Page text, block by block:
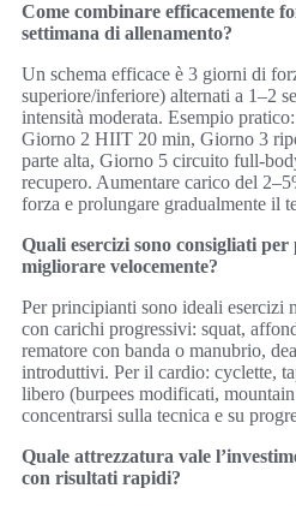
Come combinare efficacemente
settimana di allenamento?
Un schema efficace è 3 giorni di
superiore/inferiore) alternati a 1–2
intensità moderata. Esempio
Giorno 2 HIIT 20 min, Giorno 3
parte alta, Giorno 5 circuito full-
recupero. Aumentare carico del
forza e prolungare gradualmente il
Quali esercizi sono consigliati
migliorare velocemente?
Per principianti sono ideali esercizi
con carichi progressivi: squat,
rematore con banda o manubrio,
introduttivi. Per il cardio: cyclette,
libero (burpees modificati,
concentrarsi sulla tecnica e su
Quale attrezzatura vale
con risultati rapidi?